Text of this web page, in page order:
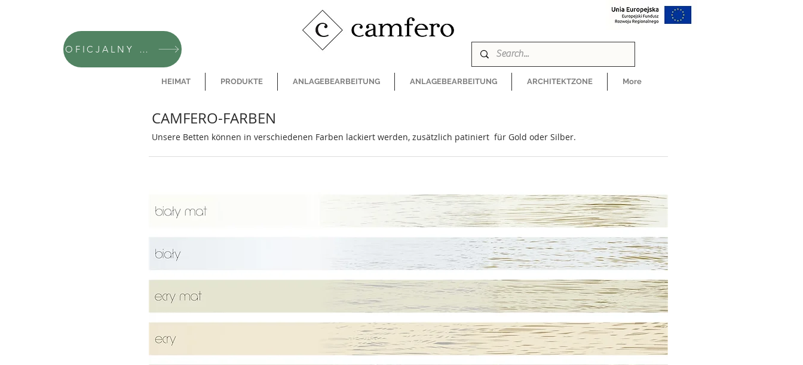
OFICJALNY SKLEP CAMFERO
HEIMAT PRODUKTE ANLAGEBEARBEITUNG ANLAGEBEARBEITUNG ARCHITEKTZONE More
CAMFERO-FARBEN
Unsere Betten können in verschiedenen Farben lackiert werden, zusätzlich patiniert für Gold oder Silber.